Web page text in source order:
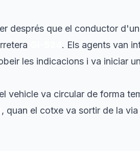
després que el conductor
. Els agents van
les indicacions i va iniciar
vehicle va circular de forma
, quan el cotxe va sortir de la